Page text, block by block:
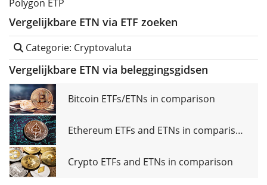
Polygon ETP
Vergelijkbare ETN via ETF zoeken
Categorie: Cryptovaluta
Vergelijkbare ETN via beleggingsgidsen
Bitcoin ETFs/ETNs in comparison
Ethereum ETFs and ETNs in comparison
Crypto ETFs and ETNs in comparison